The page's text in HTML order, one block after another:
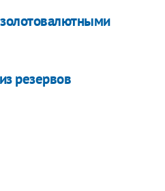
золотовалютными
резервов